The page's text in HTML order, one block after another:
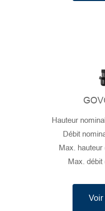
Hauteur
Débit
Max.
Max.